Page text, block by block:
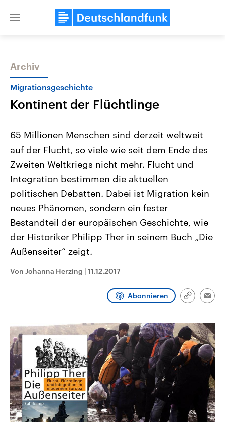
Close
Themen
Landtagswahl Sachsen-Anhalt
2026
Alle Informationen
Sachsen-Anhalt wählt am 6.
September 2026 einen neuen
Landtag. Seit 2021 wird das
Bundesland von einer Koalition aus
Umfragen, Prognosen,
Wahlprogramme, aktuelle Berichte
und Hintergründe zu den Parteien
Wahl.
USA
Aktuelle Beiträge,
Hintergründe
Wirtschaftlich und
gehören die Vereinigten
mit großem Einfluss auf
Sendungen Programm
Archiv
Migrationsgeschichte
Kontinent der Flüchtlinge
65 Millionen Menschen sind derzeit weltweit
auf der Flucht, so viele wie seit dem Ende des
Zweiten Weltkriegs nicht mehr. Flucht und
Integration bestimmen die aktuellen
politischen Debatten. Dabei ist Migration kein
neues Phänomen, sondern ein fester
Bestandteil der europäischen Geschichte, wie
der Historiker Philipp Ther in seinem Buch „Die
Außenseiter“ zeigt.
Von Johanna Herzing | 11.12.2017
Abonnieren
Link